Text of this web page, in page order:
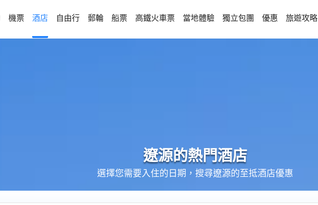
機票 酒店 自由行 郵輪 船票 高鐵火車票 當地體驗 獨立包團 優惠 旅遊攻略
遼源的熱門酒店
選擇您需要入住的日期，搜尋遼源的至抵酒店優惠